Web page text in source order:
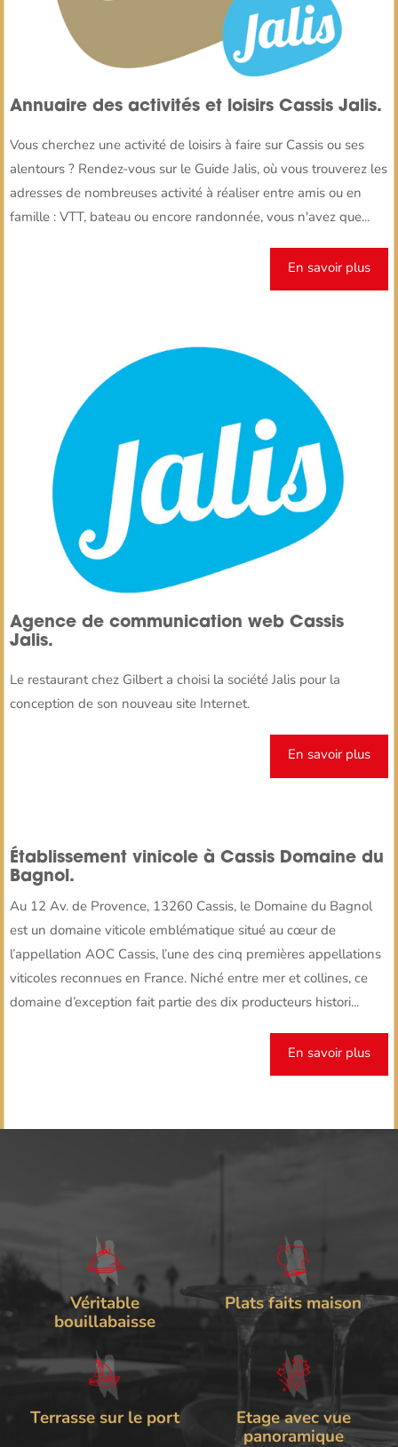
Annuaire des activités et loisirs Cassis Jalis.
Vous cherchez une activité de loisirs à faire sur Cassis ou ses
alentours ? Rendez-vous sur le Guide Jalis, où vous trouverez les
adresses de nombreuses activité à réaliser entre amis ou en
famille : VTT, bateau ou encore randonnée, vous n'avez que...
En savoir plus
Agence de communication web Cassis
Jalis.
Le restaurant chez Gilbert a choisi la société Jalis pour la
conception de son nouveau site Internet.
En savoir plus
Établissement vinicole à Cassis Domaine du
Bagnol.
Au 12 Av. de Provence, 13260 Cassis, le Domaine du Bagnol
est un domaine viticole emblématique situé au cœur de
l’appellation AOC Cassis, l’une des cinq premières appellations
viticoles reconnues en France. Niché entre mer et collines, ce
domaine d’exception fait partie des dix producteurs histori...
En savoir plus
Véritable
bouillabaisse
Plats faits maison
Terrasse sur le port
Etage avec vue
panoramique